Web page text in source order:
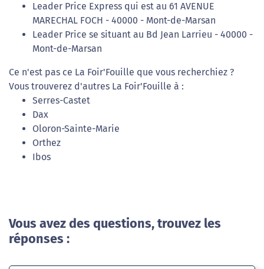
Leader Price Express qui est au 61 AVENUE
MARECHAL FOCH - 40000 - Mont-de-Marsan
Leader Price se situant au Bd Jean Larrieu - 40000 -
Mont-de-Marsan
Ce n'est pas ce La Foir'Fouille que vous recherchiez ?
Vous trouverez d'autres La Foir'Fouille à :
Serres-Castet
Dax
Oloron-Sainte-Marie
Orthez
Ibos
Vous avez des questions, trouvez les
réponses :